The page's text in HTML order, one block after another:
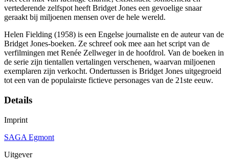
vertederende zelfspot heeft Bridget Jones een gevoelige snaar
geraakt bij miljoenen mensen over de hele wereld.
Helen Fielding (1958) is een Engelse journaliste en de auteur van de
Bridget Jones-boeken. Ze schreef ook mee aan het script van de
verfilmingen met Renée Zellweger in de hoofdrol. Van de boeken in
de serie zijn tientallen vertalingen verschenen, waarvan miljoenen
exemplaren zijn verkocht. Ondertussen is Bridget Jones uitgegroeid
tot een van de populairste fictieve personages van de 21ste eeuw.
Details
Imprint
SAGA Egmont
Uitgever